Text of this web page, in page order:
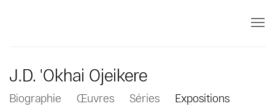
J.D. 'Okhai Ojeikere
Biographie Œuvres Séries
Expositions